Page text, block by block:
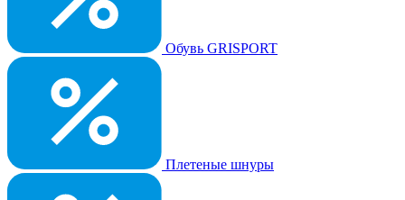
Обувь GRISPORT
Плетеные шнуры